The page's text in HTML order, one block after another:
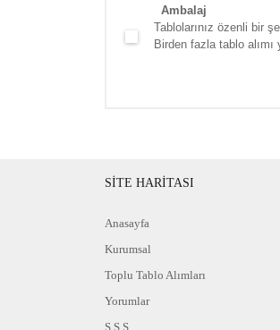
Ambalaj
Tablolarınız özenli bir
Birden fazla tablo alımı
SİTE HARİTASI
Anasayfa
Kurumsal
Toplu Tablo Alımları
Yorumlar
S.S.S